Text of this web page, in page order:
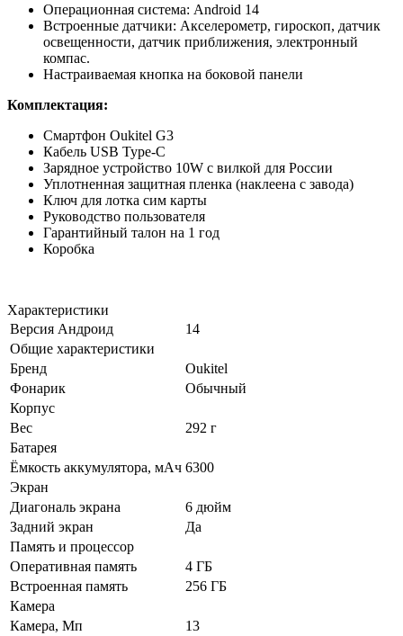
Операционная система: Android 14
Встроенные датчики: Акселерометр, гироскоп, датчик
освещенности, датчик приближения, электронный
компас.
Настраиваемая кнопка на боковой панели
Комплектация:
Смартфон Oukitel G3
Кабель USB Type-C
Зарядное устройство 10W с вилкой для России
Уплотненная защитная пленка (наклеена с завода)
Ключ для лотка сим карты
Руководство пользователя
Гарантийный талон на 1 год
Коробка
Характеристики
Версия Андроид
14
Общие характеристики
Бренд
Oukitel
Фонарик
Обычный
Корпус
Вес
292 г
Батарея
Ёмкость аккумулятора, мАч 6300
Экран
Диагональ экрана
6 дюйм
Задний экран
Да
Память и процессор
Оперативная память
4 ГБ
Встроенная память
256 ГБ
Камера
Камера, Мп
13